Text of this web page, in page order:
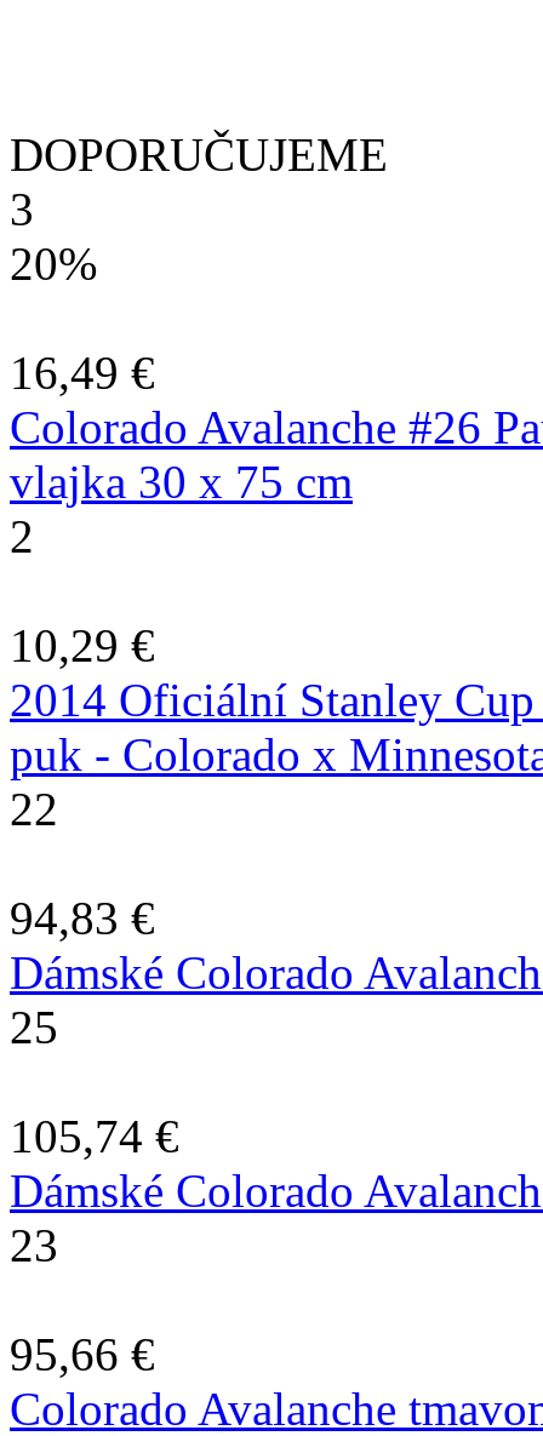
DOPORUČUJEME
3
20%
16,49 €
Colorado Avalanche #26
vlajka 30 x 75 cm
2
10,29 €
2014 Oficiální Stanley
puk - Colorado x
22
94,83 €
Dámské Colorado
25
105,74 €
Dámské Colorado
23
95,66 €
Colorado Avalanche